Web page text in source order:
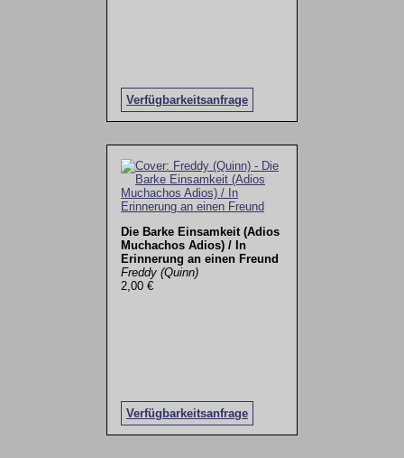
Verfügbarkeitsanfrage
Die Barke Einsamkeit (Adios
Muchachos Adios) / In
Erinnerung an einen Freund
Freddy (Quinn)
2,00 €
Verfügbarkeitsanfrage